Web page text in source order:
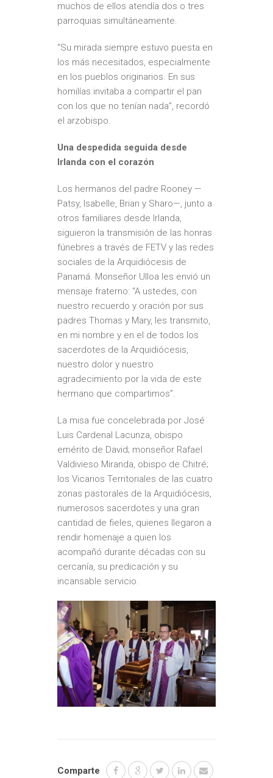
muchos de ellos atendía dos o tres
parroquias simultáneamente.
“Su mirada siempre estuvo puesta en
los más necesitados, especialmente
en los pueblos originarios. En sus
homilías invitaba a compartir el pan
con los que no tenían nada”, recordó
el arzobispo.
Una despedida seguida desde
Irlanda con el corazón
Los hermanos del padre Rooney —
Patsy, Isabelle, Brian y Sharo—, junto a
otros familiares desde Irlanda,
siguieron la transmisión de las honras
fúnebres a través de FETV y las redes
sociales de la Arquidiócesis de
Panamá. Monseñor Ulloa les envió un
mensaje fraterno: “A ustedes, con
nuestro recuerdo y oración por sus
padres Thomas y Mary, les transmito,
en mi nombre y en el de todos los
sacerdotes de la Arquidiócesis,
nuestro dolor y nuestro
agradecimiento por la vida de este
hermano que compartimos”.
La misa fue concelebrada por José
Luis Cardenal Lacunza, obispo
emérito de David; monseñor Rafael
Valdivieso Miranda, obispo de Chitré;
los Vicarios Territoriales de las cuatro
zonas pastorales de la Arquidiócesis,
numerosos sacerdotes y una gran
cantidad de fieles, quienes llegaron a
rendir homenaje a quien los
acompañó durante décadas con su
cercanía, su predicación y su
incansable servicio.
Comparte